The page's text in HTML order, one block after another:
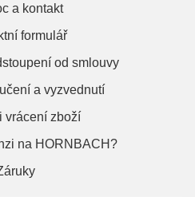
a kontakt
formulář
od smlouvy
a vyzvednutí
vrácení zboží
na HORNBACH?